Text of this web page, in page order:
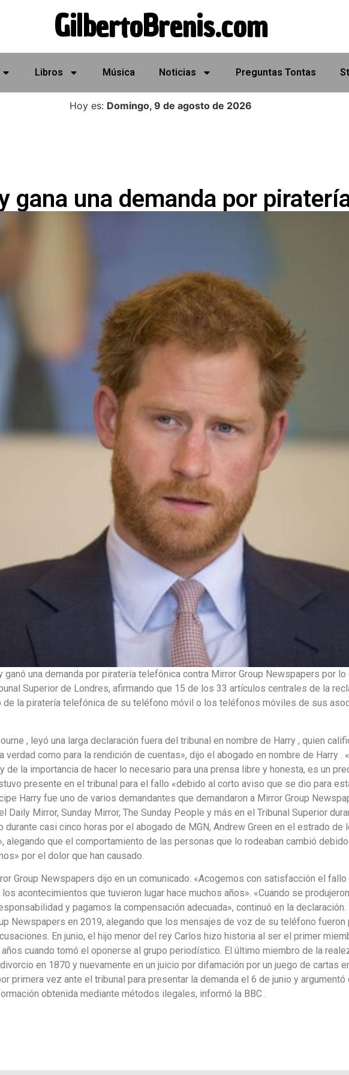
GilbertoBrenis.com
Libros Música Noticias Preguntas Tontas
Hoy es: Domingo, 9 de agosto de 2026
gana una demanda por
ganó una demanda por piratería telefónica contra Mirror Group Newspapers por
Superior de Londres, afirmando que 15 de los 33 artículos centrales de la
de la piratería telefónica de su teléfono móvil o los teléfonos móviles de sus
, leyó una larga declaración fuera del tribunal en nombre de Harry , quien
verdad como para la rendición de cuentas», dijo el abogado en nombre de Harry .
de la importancia de hacer lo necesario para una prensa libre y honesta, es un
presente en el tribunal para el fallo «debido al corto aviso que se dio para
Harry fue uno de varios demandantes que demandaron a Mirror Group
Mirror, Sunday Mirror, The Sunday People y más en el Tribunal Superior
casi cinco horas por el abogado de MGN, Andrew Green en el estrado
alegando que el comportamiento de las personas que lo rodeaban cambió
por el dolor que han causado.
Group Newspapers dijo en un comunicado: «Acogemos con satisfacción el
acontecimientos que tuvieron lugar hace muchos años». «Cuando se
y pagamos la compensación adecuada», continuó en la
Newspapers en 2019, alegando que los mensajes de voz de su teléfono
En junio, el hijo menor del rey Carlos hizo historia al ser el primer
cuando tomó el oponerse al grupo periodístico. El último miembro de la
en 1870 y nuevamente en un juicio por difamación por un juego de cartas
primera vez ante el tribunal para presentar la demanda el 6 de junio y
obtenida mediante métodos ilegales, informó la BBC .